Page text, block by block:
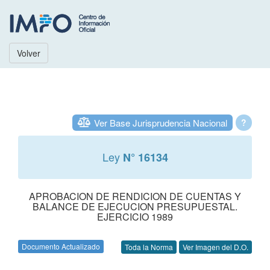
Volver
?
Ver Base Jurisprudencia Nacional
Ley N° 16134
APROBACION DE RENDICION DE CUENTAS Y
BALANCE DE EJECUCION PRESUPUESTAL.
EJERCICIO 1989
Documento Actualizado Toda la Norma Ver Imagen del D.O.